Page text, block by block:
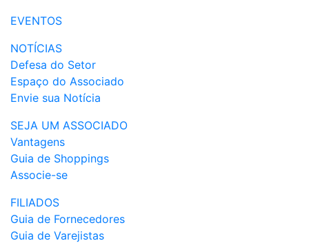
EVENTOS
NOTÍCIAS
Defesa do Setor
Espaço do Associado
Envie sua Notícia
SEJA UM ASSOCIADO
Vantagens
Guia de Shoppings
Associe-se
FILIADOS
Guia de Fornecedores
Guia de Varejistas